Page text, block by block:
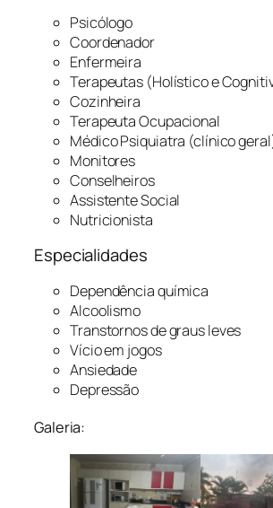
Psicólogo
Coordenador
Enfermeira
Terapeutas (Holístico e
Cozinheira
Terapeuta Ocupacional
Médico Psiquiatra (clínico
Monitores
Conselheiros
Assistente Social
Nutricionista
Especialidades
Dependência química
Alcoolismo
Transtornos de graus leves
Vício em jogos
Ansiedade
Depressão
Galeria: